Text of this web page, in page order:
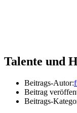
Talente und
Beitrags-Autor:
Beitrag
Beitrags-